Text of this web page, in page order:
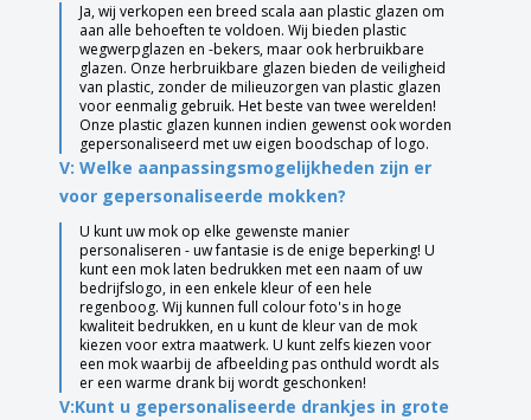
Ja, wij verkopen een breed scala aan plastic glazen om
aan alle behoeften te voldoen. Wij bieden plastic
wegwerpglazen en -bekers, maar ook herbruikbare
glazen. Onze herbruikbare glazen bieden de veiligheid
van plastic, zonder de milieuzorgen van plastic glazen
voor eenmalig gebruik. Het beste van twee werelden!
Onze plastic glazen kunnen indien gewenst ook worden
gepersonaliseerd met uw eigen boodschap of logo.
V: Welke aanpassingsmogelijkheden zijn er
voor gepersonaliseerde mokken?
U kunt uw mok op elke gewenste manier
personaliseren - uw fantasie is de enige beperking! U
kunt een mok laten bedrukken met een naam of uw
bedrijfslogo, in een enkele kleur of een hele
regenboog. Wij kunnen full colour foto's in hoge
kwaliteit bedrukken, en u kunt de kleur van de mok
kiezen voor extra maatwerk. U kunt zelfs kiezen voor
een mok waarbij de afbeelding pas onthuld wordt als
er een warme drank bij wordt geschonken!
V:Kunt u gepersonaliseerde drankjes in grote